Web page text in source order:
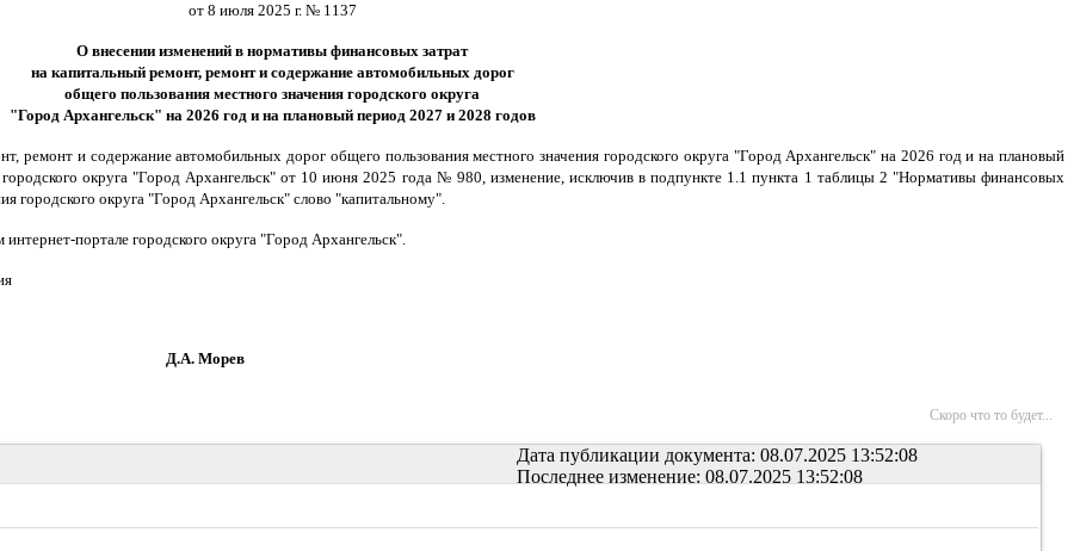
от 8 июля 2025 г. № 1137
О внесении изменений в нормативы финансовых затрат
на капитальный ремонт, ремонт и содержание автомобильных дорог
общего пользования местного значения городского округа
"Город Архангельск" на 2026 год и на плановый период 2027 и 2028 годов
и содержание автомобильных дорог общего пользования местного значения городского округа "Город Архангельск" на 2026 год и на плановый
округа "Город Архангельск" от 10 июня 2025 года № 980, изменение, исключив в подпункте 1.1 пункта 1 таблицы 2 "Нормативы финансовых
городского округа "Город Архангельск" слово "капитальному".
портале городского округа "Город Архангельск".
Скоро что то будет...
Дата публикации документа: 08.07.2025 13:52:08
Последнее изменение: 08.07.2025 13:52:08